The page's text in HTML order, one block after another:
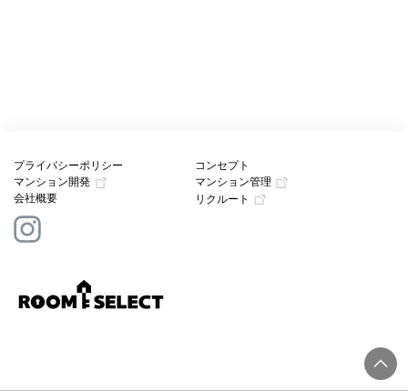
プライバシーポリシー
コンセプト
マンション開発
マンション管理
会社概要
リクルート